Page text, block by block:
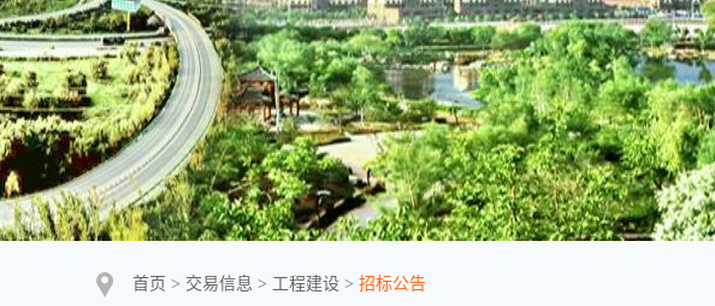
首页 > 交易信息 > 工程建设 > 招标公告